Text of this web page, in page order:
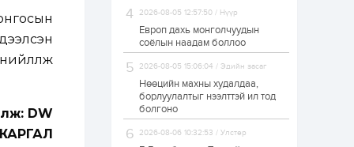
DW
наймдугаар сарын
1 өдөр
“Чингис хаан” олон
улсын нисэх буудал
руу нийтийн тээврийн
автобус 24 цагаар
2026-08-05 12:57:50 / Нүүр
Европ дахь монголчуудын
соёлын наадам боллоо
2026-08-05 15:06:04 / Эдийн засаг
Нөөцийн махны худалдаа,
борлуулалтыг нээлттэй ил тод
болгоно
2026-08-06 10:32:53 / Улстөр